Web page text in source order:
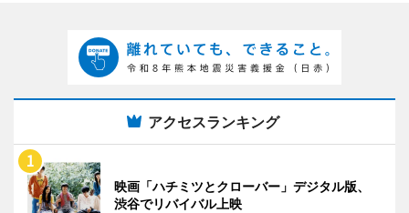
アクセスランキング
映画「ハチミツとクローバー」デジタル版、
渋谷でリバイバル上映